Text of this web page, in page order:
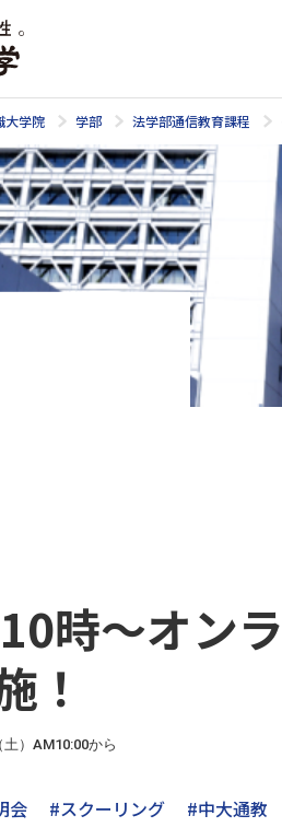
大学院 学部 法学部通信教育課程
時～オン
！
）AM10:00から
会 #スクーリング #中大通教